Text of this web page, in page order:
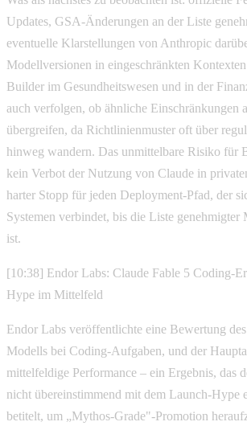
Updates, GSA-Änderungen an der Liste
eventuelle Klarstellungen von Anthropic
Modellversionen in eingeschränkten
Builder im Gesundheitswesen und in der
auch verfolgen, ob ähnliche Einschränkungen
übergreifen, da Richtlinienmuster oft über
hinweg wandern. Das unmittelbare Risiko für
kein Verbot der Nutzung von Claude in
harter Stopp für jeden Deployment-Pfad, der
Systemen verbindet, bis die Liste genehmigter
ist.
[10:38] Endor Labs: Claude Fable 5 Coding-
Hype im Mittelfeld
Endor Labs veröffentlichte eine Bewertung
Modells bei Coding-Aufgaben, und der
mittelfeldige Performance – ein Ergebnis, das
nicht übereinstimmend mit dem Launch-Hype
betitelt, um „Mythos-Grade"-Promotion